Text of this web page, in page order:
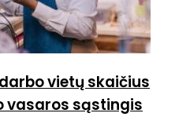
vietų skaičius
vasaros sąstingis